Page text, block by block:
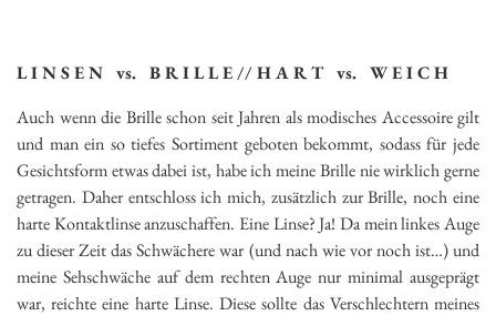
L I N S E N vs. B R I L L E // H A R T vs. W E I C H
Auch wenn die Brille schon seit Jahren als modisches Accessoire gilt
und man ein so tiefes Sortiment geboten bekommt, sodass für jede
Gesichtsform etwas dabei ist, habe ich meine Brille nie wirklich gerne
getragen. Daher entschloss ich mich, zusätzlich zur Brille, noch eine
harte Kontaktlinse anzuschaffen. Eine Linse? Ja! Da mein linkes Auge
zu dieser Zeit das Schwächere war (und nach wie vor noch ist…) und
meine Sehschwäche auf dem rechten Auge nur minimal ausgeprägt
war, reichte eine harte Linse. Diese sollte das Verschlechtern meines